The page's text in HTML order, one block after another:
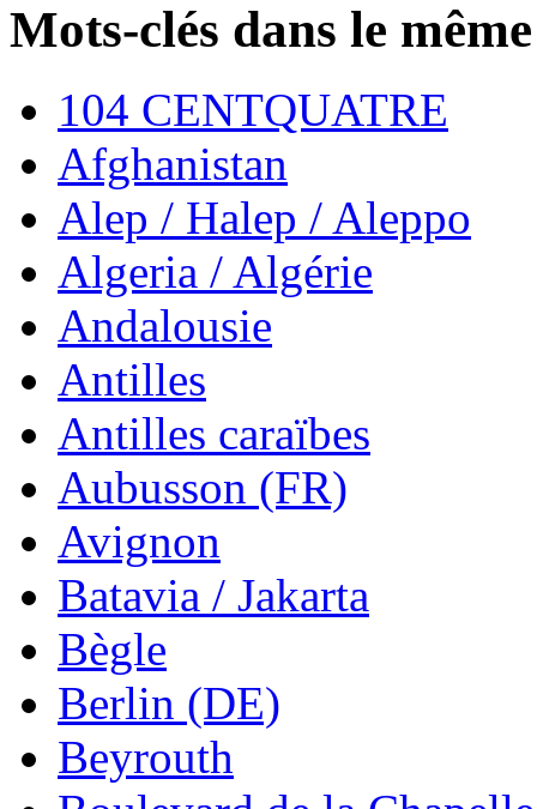
Mots-clés dans le
104 CENTQUATRE
Afghanistan
Alep / Halep / Aleppo
Algeria / Algérie
Andalousie
Antilles
Antilles caraïbes
Aubusson (FR)
Avignon
Batavia / Jakarta
Bègle
Berlin (DE)
Beyrouth